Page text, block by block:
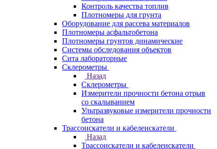
Контроль качества топлив
Плотномеры для грунта
Оборудование для рассева материалов
Плотномеры асфальтобетона
Плотномеры грунтов динамические
Системы обследования объектов
Сита лабораторные
Склерометры
Назад
Склерометры
Измерители прочности бетона отрыв
со скалыванием
Ультразвуковые измерители прочности
бетона
Трассоискатели и кабелеискатели
Назад
Трассоискатели и кабелеискатели